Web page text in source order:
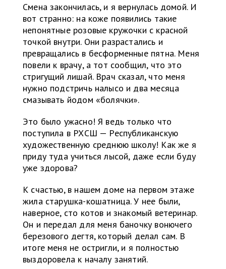
Смена закончилась, и я вернулась домой. И
вот странно: на коже появились такие
непонятные розовые кружочки с красной
точкой внутри. Они разрастались и
превращались в бесформенные пятна. Меня
повели к врачу, а тот сообщил, что это
стригущий лишай. Врач сказал, что меня
нужно подстричь налысо и два месяца
смазывать йодом «болячки».
Это было ужасно! Я ведь только что
поступила в РХСШ — Республиканскую
художественную среднюю школу! Как же я
приду туда учиться лысой, даже если буду
уже здорова?
К счастью, в нашем доме на первом этаже
жила старушка-кошатница. У нее были,
наверное, сто котов и знакомый ветеринар.
Он и передал для меня баночку вонючего
березового дегтя, который делал сам. В
итоге меня не остригли, и я полностью
выздоровела к началу занятий.